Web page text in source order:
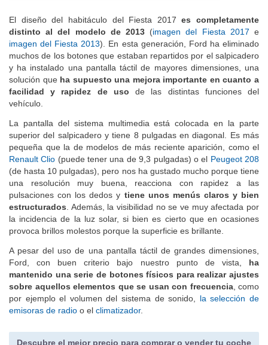
El diseño del habitáculo del Fiesta 2017 es completamente
distinto al del modelo de 2013(imagen del Fiesta 2017e
imagen del Fiesta 2013). En esta generación, Ford ha eliminado
muchos de los botones que estaban repartidos por el salpicadero
y ha instalado una pantalla táctil de mayores dimensiones, una
solución que
ha supuesto una mejora importante en cuanto a
facilidad y rapidez de uso
La pantalla del sistema multimedia está colocada en la parte
superior del salpicadero y tiene 8 pulgadas en diagonal. Es más
pequeña que la de modelos de más reciente aparición, como el
Renault Clio(puede tener una de 9,3 pulgadas) o el Peugeot 208
(de hasta 10 pulgadas), pero nos ha gustado mucho porque tiene
una resolución muy buena, reacciona con rapidez a las
pulsaciones con los dedos ytiene unos menús claros y bien
estructurados. Además, la visibilidad no se ve muy afectada por
la incidencia de la luz solar, si bien es cierto que en ocasiones
A pesar del uso de una pantalla táctil de grandes dimensiones,
Ford, con buen criterio bajo nuestro punto de vista,ha
mantenido una serie de botones físicos para realizar ajustes
sobre aquellos elementos que se usan con frecuencia, como
por ejemplo el volumen del sistema de sonido,